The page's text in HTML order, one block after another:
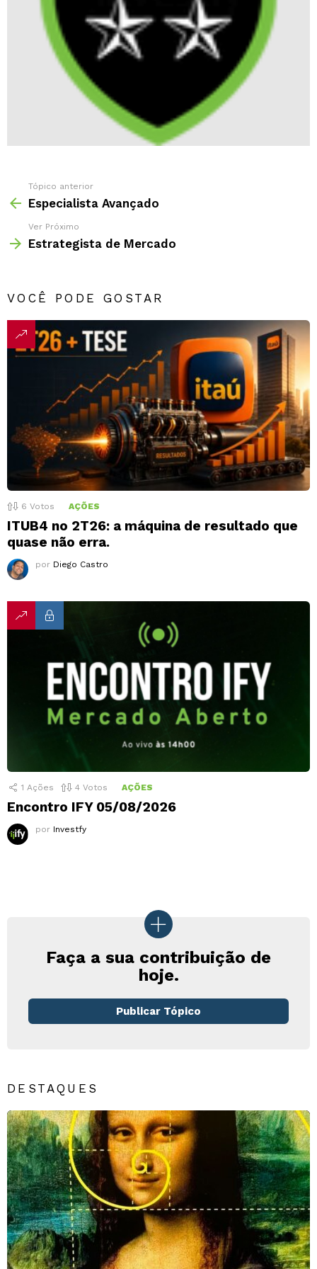
Tópico anterior
Especialista Avançado
Ver Próximo
Estrategista de Mercado
VOCÊ PODE GOSTAR
6 Votos AÇÕES
ITUB4 no 2T26: a máquina de resultado que
quase não erra.
por Diego Castro
1 Ações 4 Votos AÇÕES
Encontro IFY 05/08/2026
por Investfy
Faça a sua contribuição de
hoje.
Publicar Tópico
DESTAQUES